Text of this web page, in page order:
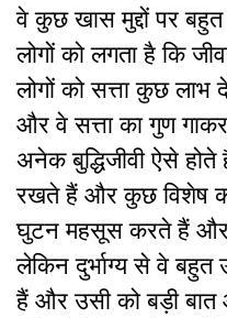
वे कुछ खास मुद्दों पर
लोगों को लगता है कि
लोगों को सत्ता कुछ
और वे सत्ता का गुण
अनेक बुद्धिजीवी ऐसे होते
रखते हैं और कुछ विशेष
घुटन महसूस करते हैं और
लेकिन दुर्भाग्य से वे बहुत
हैं और उसी को बड़ी बात